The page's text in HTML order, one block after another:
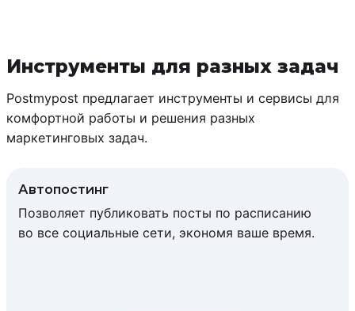
Инструменты для разных задач
Postmypost предлагает инструменты и сервисы для
комфортной работы и решения разных
маркетинговых задач.
Автопостинг
Позволяет публиковать посты по расписанию
во все социальные сети, экономя ваше время.